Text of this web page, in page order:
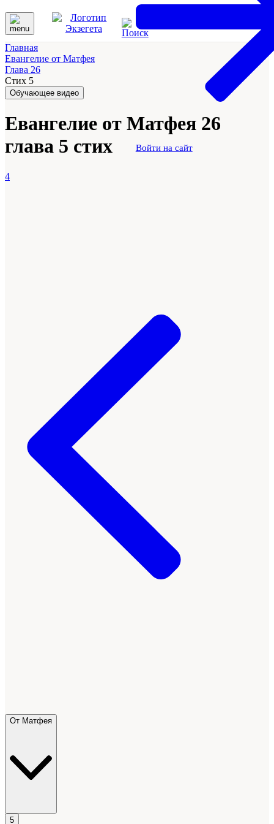
Войти на сайт
Главная
Евангелие от Матфея
Глава 26
Стих 5
Обучающее видео
Евангелие от Матфея 26
глава 5 стих
4
От Матфея
5